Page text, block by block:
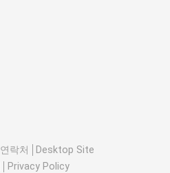
연락처
Desktop Site
Privacy Policy